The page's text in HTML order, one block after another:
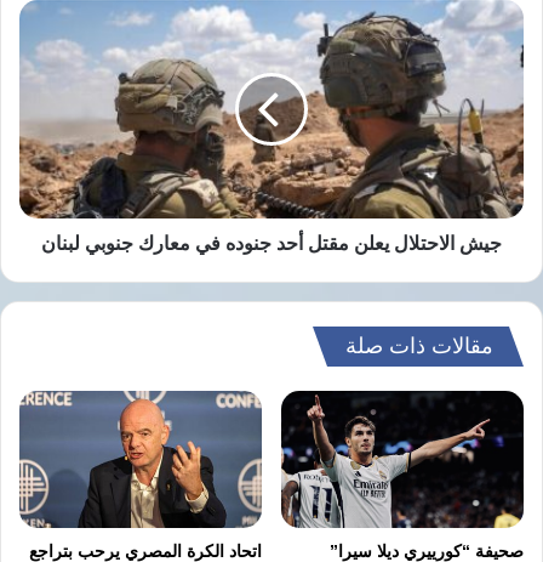
جيش
الاحتلال
يعلن
أحد
جنوده
في
معارك
جنوبي
لبنانجيش الاحتلال يعلن مقتل أحد جنوده في معارك جنوبي لبنان
مقالات ذات صلة
صحيفة “كورييري ديلا سيرا”
اتحاد الكرة المصري يرحب بتراجع